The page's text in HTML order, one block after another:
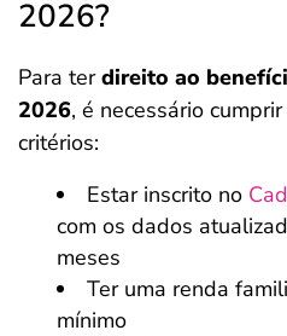
2026?
Para terdireito ao
2026, é necessário
critérios:
Estar inscrito no
com os dados
meses
Ter uma renda
mínimo